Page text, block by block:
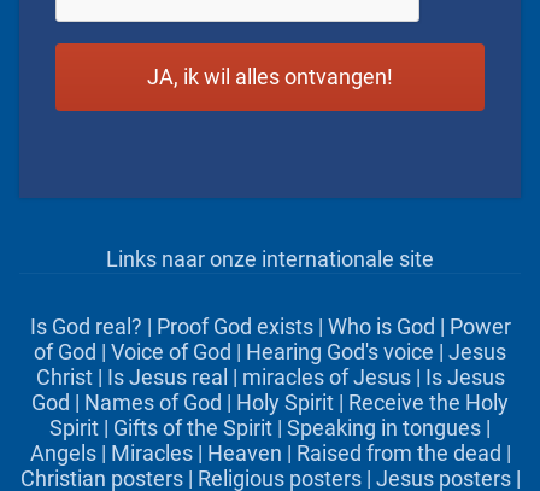
Links naar onze internationale site
Is God real? | Proof God exists| Who is God | Power
of God | Voice of God | Hearing God's voice | Jesus
Christ| Is Jesus real | miracles of Jesus| Is Jesus
God | Names of God | Holy Spirit | Receive the Holy
Spirit | Gifts of the Spirit | Speaking in tongues |
Angels| Miracles| Heaven | Raised from the dead |
Christian posters| Religious posters| Jesus posters|